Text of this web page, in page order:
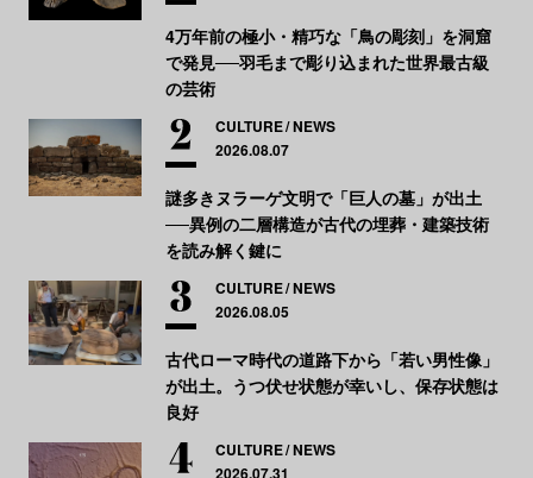
4万年前の極小・精巧な「鳥の彫刻」を洞窟
で発見──羽毛まで彫り込まれた世界最古級
の芸術
CULTURE NEWS
2026.08.07
謎多きヌラーゲ文明で「巨人の墓」が出土
──異例の二層構造が古代の埋葬・建築技術
を読み解く鍵に
CULTURE NEWS
2026.08.05
古代ローマ時代の道路下から「若い男性像」
が出土。うつ伏せ状態が幸いし、保存状態は
良好
CULTURE NEWS
2026.07.31